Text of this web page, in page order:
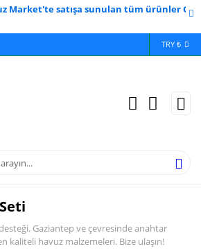
Market'te satışa sunulan tüm ürünler
TRY ₺
Gaziantep ve çevresinde anahtar
kaliteli havuz malzemeleri. Bize ulaşın!